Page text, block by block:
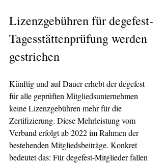
Lizenzgebühren für degefest-
Tagesstättenprüfung werden
gestrichen
Künftig und auf Dauer erhebt der degefest
für alle geprüften Mitgliedsunternehmen
keine Lizenzgebühren mehr für die
Zertifizierung. Diese Mehrleistung vom
Verband erfolgt ab 2022 im Rahmen der
bestehenden Mitgliedsbeiträge. Konkret
bedeutet das: Für degefest-Mitglieder fallen